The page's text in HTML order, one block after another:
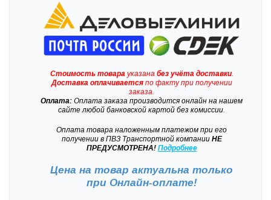
Стоимость товарауказана без учёта доставки.
Доставкаоплачиваетсяпо факту при получении
заказа.
Оплата: Оплата заказа производится онлайн на нашем
сайте любой банковской картой без комиссии.
Оплата товара наложенным платежом при его
получении в ПВЗ Транспортной компанииНЕ
ПРЕДУСМОТРЕНА! Подробнее
Цена на товар актуальна только
при Онлайн-оплате!